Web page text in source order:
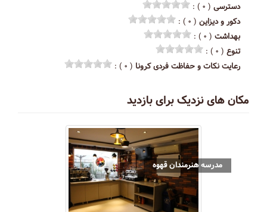
دسترسی ( ۰ ) :
دکور و دیزاین ( ۰ ) :
بهداشت ( ۰ ) :
تنوع ( ۰ ) :
رعایت نکات و حفاظت فردی کرونا ( ۰ ) :
مکان های نزدیک برای بازدید
مدرسه هنرمندان قهوه